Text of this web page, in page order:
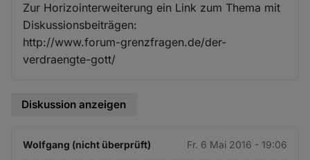
Zur Horizointerweiterung ein Link zum Thema mit
Diskussionsbeiträgen:
http://www.forum-grenzfragen.de/der-
verdraengte-gott/
Diskussion anzeigen
Wolfgang (nicht überprüft) Fr. 6 Mai 2016 - 19:06